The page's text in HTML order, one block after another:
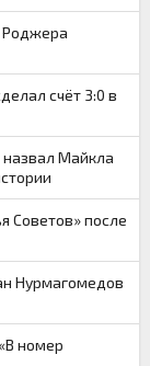
Роджера
счёт 3:0 в
Майкла
Советов» после
Нурмагомедов
номер